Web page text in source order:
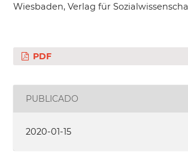
Wiesbaden, Verlag für
PDF
PUBLICADO
2020-01-15